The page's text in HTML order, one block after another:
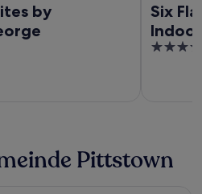
by
Six
3.5
Pittstown